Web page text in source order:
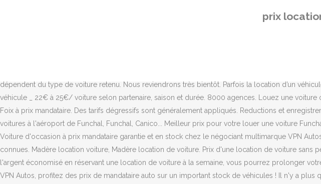
prix
BMW 120d : 35 e ... LOUER LA VOITURE Ce voisin propose la location voiture … Services
dépendent du type de voiture retenu. Nous reviendrons très bientôt. Parfois la location d’un
véhicule _ 22€ à 25€/ voiture selon partenaire, saison et durée. 8000 agences. Louez une
Foix à prix mandataire. Des tarifs dégressifs sont généralement appliqués. Reductions et
voitures à l'aéroport de Funchal, Funchal, Canico... Meilleur prix pour votre louer une voiture
Voiture d'occasion à prix mandataire garantie et en stock chez le négociant multimarque VPN
connues. Madère location voiture, Madère location de voiture. Prix d'une location de voiture
l'argent économisé en réservant une location de voiture à la semaine, vous pourrez prolonger
VPN Autos, profitez des prix de mandataire auto sur un important stock de véhicules ! Il n'y a